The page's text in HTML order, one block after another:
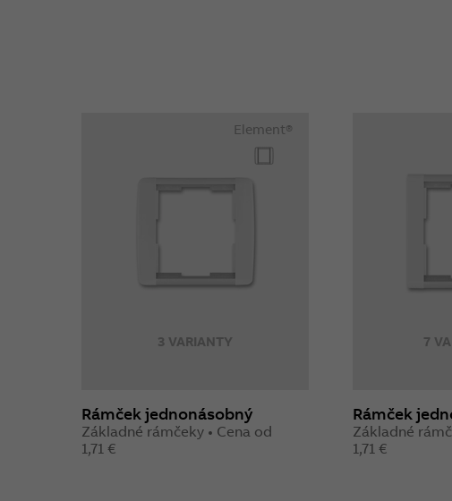
3 VARIANTY
Element®
Rámček jednonásobný
Základné rámčeky • Cena od
1,71 €
7
Rámček
Základné
1,71 €